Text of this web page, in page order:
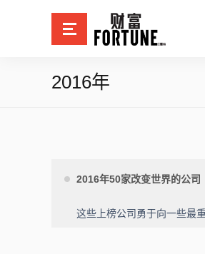
2016年
2016年50家改变世界的公司
这些上榜公司勇于向一些最